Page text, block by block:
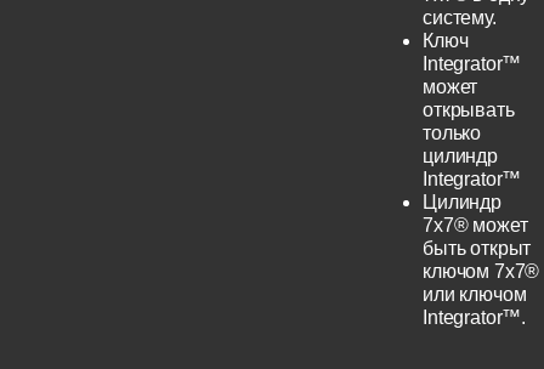
систему.
Ключ
Integrator™
может
открывать
только
цилиндр
Integrator™
Цилиндр
7х7® может
быть открыт
ключом 7х7®
или ключом
Integrator™.